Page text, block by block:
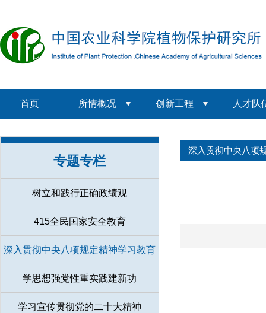
首页 所情概况 创新工程 人才队
专题专栏
树立和践行正确政绩观
415全民国家安全教育
深入贯彻中央八项规定精神学习教育
学思想强党性重实践建新功
学习宣传贯彻党的二十大精神
深入贯彻中央八项